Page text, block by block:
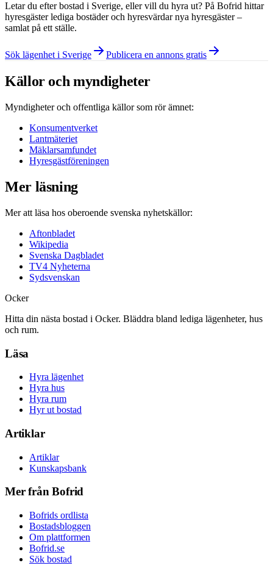
Letar du efter bostad i Sverige, eller vill du hyra ut? På Bofrid hittar
hyresgäster lediga bostäder och hyresvärdar nya hyresgäster –
samlat på ett ställe.
Sök lägenhet i Sverige Publicera en annons gratis
Källor och myndigheter
Myndigheter och offentliga källor som rör ämnet:
Konsumentverket
Lantmäteriet
Mäklarsamfundet
Hyresgästföreningen
Mer läsning
Mer att läsa hos oberoende svenska nyhetskällor:
Aftonbladet
Wikipedia
Svenska Dagbladet
TV4 Nyheterna
Sydsvenskan
Ocker
Hitta din nästa bostad i Ocker. Bläddra bland lediga lägenheter, hus
och rum.
Läsa
Hyra lägenhet
Hyra hus
Hyra rum
Hyr ut bostad
Artiklar
Artiklar
Kunskapsbank
Mer från Bofrid
Bofrids ordlista
Bostadsbloggen
Om plattformen
Bofrid.se
Sök bostad